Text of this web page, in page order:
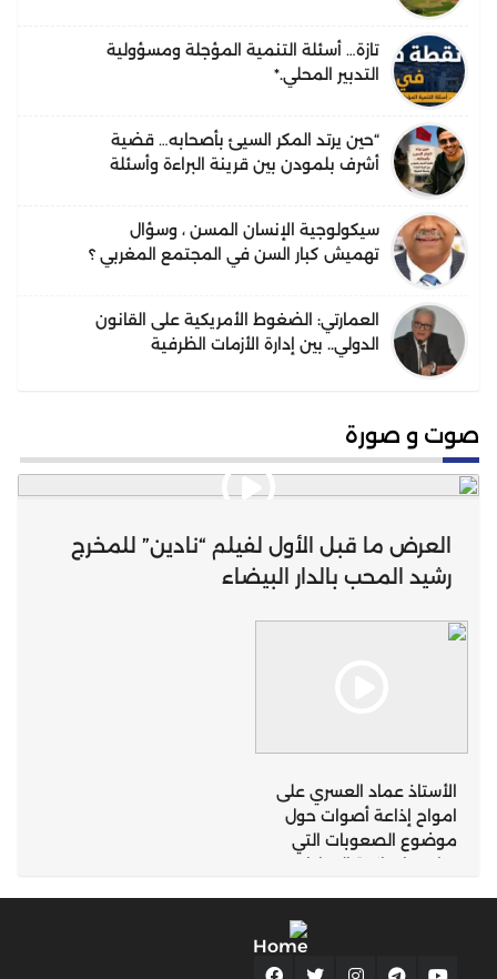
تازة… أسئلة التنمية المؤجلة ومسؤولية
التدبير المحلي.*
“حين يرتد المكر السيئ بأصحابه… قضية
أشرف بلمودن بين قرينة البراءة وأسئلة
سيكولوجية الإنسان المسن ، وسؤال
تهميش كبار السن في المجتمع المغربي ؟
العمارتي: الضغوط الأمريكية على القانون
الدولي.. بين إدارة الأزمات الظرفية
صوت و صورة
العرض ما قبل الأول لفيلم “نادين” للمخرج
رشيد المحب بالدار البيضاء
الأستاذ عماد العسري على
امواح إذاعة أصوات حول
موضوع الصعوبات التي
تواجهها ساكنة المناطق